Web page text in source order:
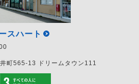
スハート
町565-13 ドリームタウン111